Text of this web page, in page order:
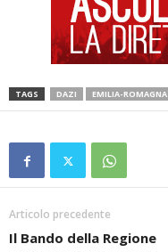
TAGS DAZI EMILIA-ROMAGNA
Articolo precedente
Il Bando della Regione